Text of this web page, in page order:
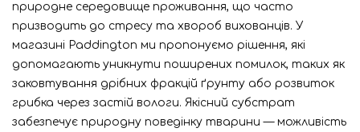
природне середовище проживання, що часто
призводить до стресу та хвороб вихованців. У
магазині Paddington ми пропонуємо рішення, які
допомагають уникнути поширених помилок, таких як
заковтування дрібних фракцій ґрунту або розвиток
грибка через застій вологи. Якісний субстрат
забезпечує природну поведінку тварини — можливість